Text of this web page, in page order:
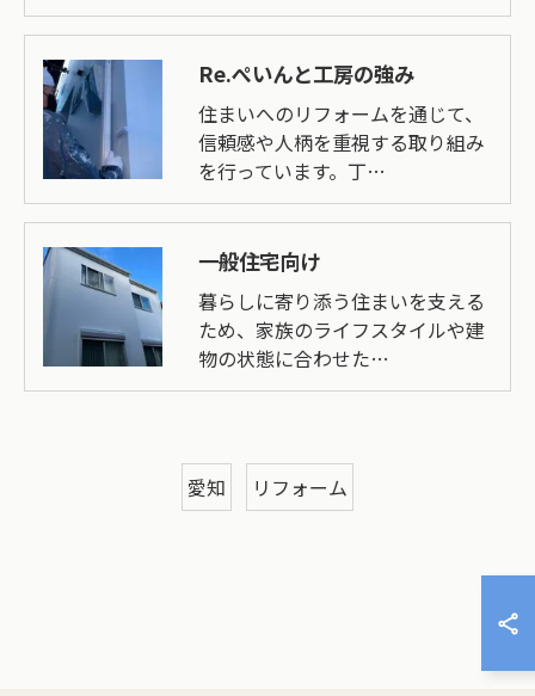
Re.ぺいんと工房の強み
住まいへのリフォームを通じて、
信頼感や人柄を重視する取り組み
を行っています。丁…
一般住宅向け
暮らしに寄り添う住まいを支える
ため、家族のライフスタイルや建
物の状態に合わせた…
愛知 リフォーム